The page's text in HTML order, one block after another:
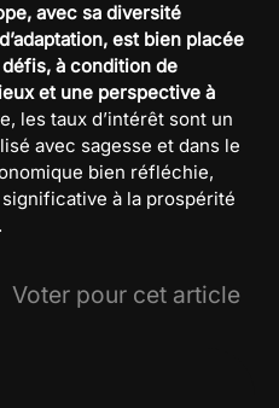
avec sa diversité
est bien placée
à condition de
et une perspective à
les taux d’intérêt sont un
avec sagesse et dans le
bien réfléchie,
à la prospérité
Voter pour cet article